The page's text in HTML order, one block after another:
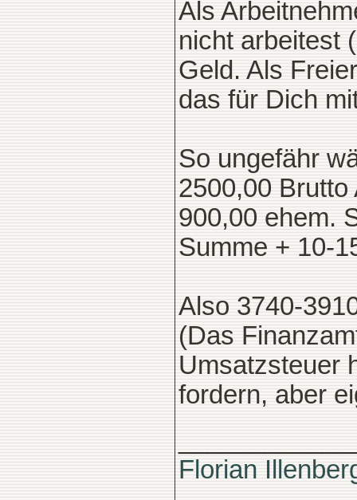
Als
nicht arbeitest
Geld. Als
das für Dich
So ungefähr
2500,00 Brutto
900,00 ehem.
Summe + 10-
Also 3740-
(Das
Umsatzsteuer
fordern, aber
Florian